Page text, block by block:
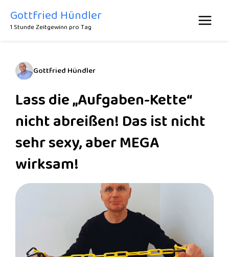
InhaltGottfried Hündler
1 Stunde Zeitgewinn pro Tag
Gottfried Hündler
Lass die „Aufgaben-Kette“
nicht abreißen! Das ist nicht
sehr sexy, aber MEGA
wirksam!